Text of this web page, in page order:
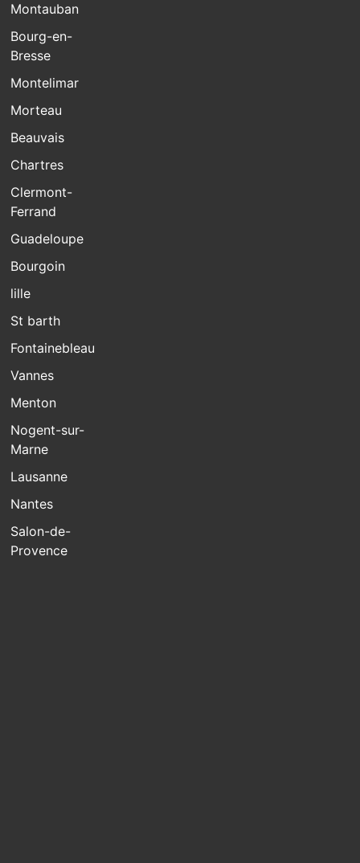
Montauban
Bourg-en-
Bresse
Montelimar
Morteau
Beauvais
Chartres
Clermont-
Ferrand
Guadeloupe
Bourgoin
lille
St barth
Fontainebleau
Vannes
Menton
Nogent-sur-
Marne
Lausanne
Nantes
Salon-de-
Provence